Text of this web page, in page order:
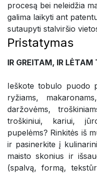
procesą bei neleidžia
galima laikyti ant
sutaupyti stalviršio
Pristatymas
IR GREITAM, IR LĖTAM
Ieškote tobulo puodo
ryžiams,
daržovėms,
troškiniui, kariui,
pupelėms? Rinkitės iš
ir pasinerkite į
maisto skonius ir
(spalvą, formą,